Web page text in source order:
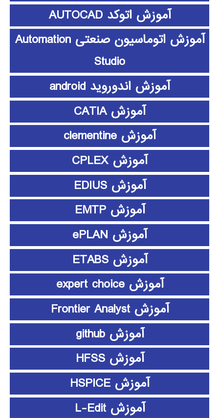
آموزش اتوکد AUTOCAD
آموزش اتوماسیون صنعتی Automation
Studio
آموزش اندوروید android
آموزش CATIA
آموزش clementine
آموزش CPLEX
آموزش EDIUS
آموزش EMTP
آموزش ePLAN
آموزش ETABS
آموزش expert choice
آموزش Frontier Analyst
آموزش github
آموزش HFSS
آموزش HSPICE
آموزش L-Edit